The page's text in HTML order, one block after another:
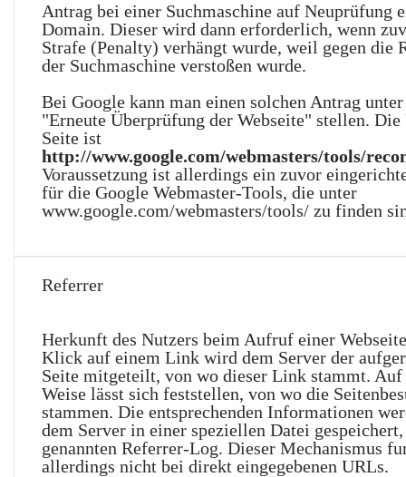
Antrag bei einer Suchmaschine auf Neuprüfung
Domain. Dieser wird dann erforderlich, wenn
Strafe (Penalty) verhängt wurde, weil gegen die
der Suchmaschine verstoßen wurde.
Bei Google kann man einen solchen Antrag
"Erneute Überprüfung der Webseite" stellen. Die
Seite ist
http://www.google.com/webmasters/tools/
Voraussetzung ist allerdings ein zuvor
für die Google Webmaster-Tools, die unter
www.google.com/webmasters/tools/ zu finden
Referrer
Herkunft des Nutzers beim Aufruf einer
Klick auf einem Link wird dem Server der
Seite mitgeteilt, von wo dieser Link stammt. Auf
Weise lässt sich feststellen, von wo die
stammen. Die entsprechenden Informationen
dem Server in einer speziellen Datei
genannten Referrer-Log. Dieser Mechanismus
allerdings nicht bei direkt eingegebenen URLs.